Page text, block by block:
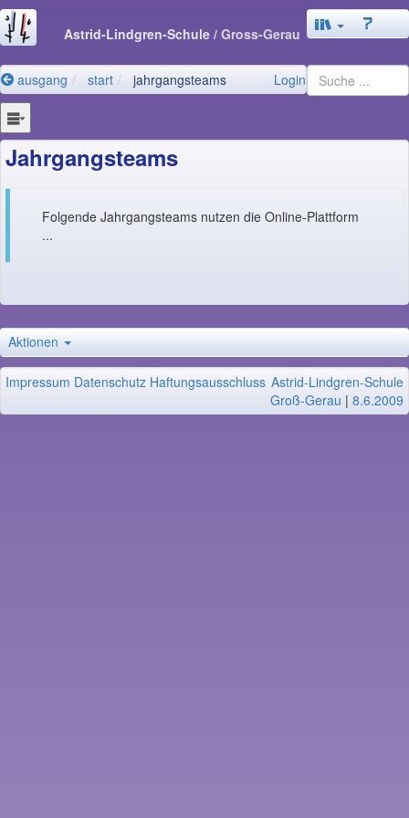
Astrid-Lindgren-Schule / Gross-Gerau
ausgang start jahrgangsteams Login
Jahrgangsteams
Folgende Jahrgangsteams nutzen die Online-Plattform
...
Aktionen
Impressum Datenschutz Haftungsausschluss Astrid-Lindgren-Schule
Groß-Gerau | 8.6.2009